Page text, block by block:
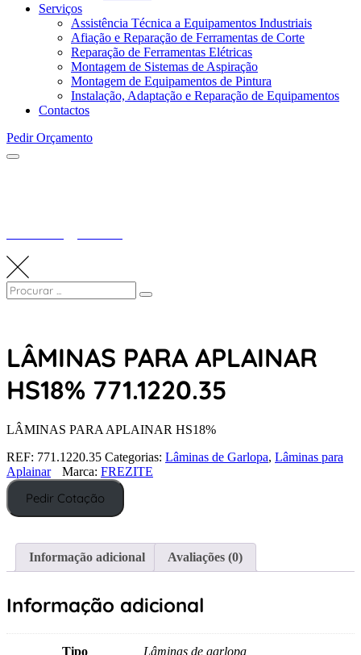
Serviços
Assistência Técnica a Equipamentos Industriais
Afiação e Reparação de Ferramentas de Corte
Reparação de Ferramentas Elétricas
Montagem de Sistemas de Aspiração
Montagem de Equipamentos de Pintura
Instalação, Adaptação e Reparação de Equipamentos
Contactos
Pedir Orçamento
Search
for:
Search
LÂMINAS PARA APLAINAR
HS18% 771.1220.35
LÂMINAS PARA APLAINAR HS18%
REF: 771.1220.35 Categorias: Lâminas de Garlopa, Lâminas para
Aplainar
Marca: FREZITE
Pedir Cotação
Informação adicional Avaliações (0)
Informação adicional
Tipo Lâminas de garlopa